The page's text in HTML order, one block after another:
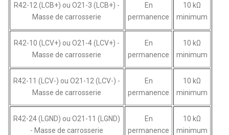
R42-12 (LCB+) ou O21-3 (LCB+) -
Masse de carrosserie
En
permanence
10 kΩ
minimum
R42-10 (LCV+) ou O21-4 (LCV+) -
Masse de carrosserie
En
permanence
10 kΩ
minimum
R42-11 (LCV-) ou O21-12 (LCV-) -
Masse de carrosserie
En
permanence
10 kΩ
minimum
R42-24 (LGND) ou O21-11 (LGND)
- Masse de carrosserie
En
permanence
10 kΩ
minimum